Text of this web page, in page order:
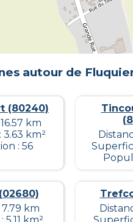
autour de
(80240)
km
km²
: 56
7.79 km